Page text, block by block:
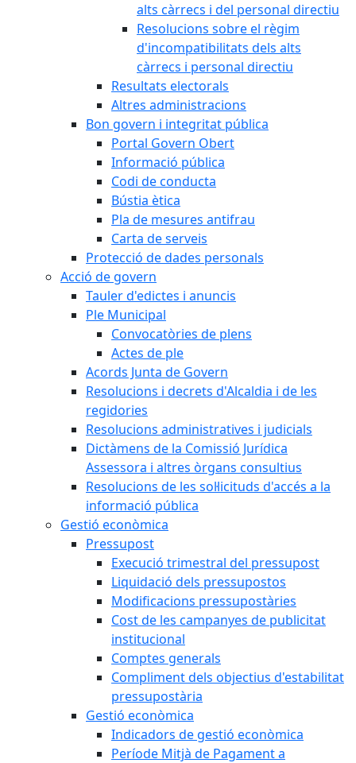
alts càrrecs i del personal directiu
Resolucions sobre el règim
d'incompatibilitats dels alts
càrrecs i personal directiu
Resultats electorals
Altres administracions
Bon govern i integritat pública
Portal Govern Obert
Informació pública
Codi de conducta
Bústia ètica
Pla de mesures antifrau
Carta de serveis
Protecció de dades personals
Acció de govern
Tauler d'edictes i anuncis
Ple Municipal
Convocatòries de plens
Actes de ple
Acords Junta de Govern
Resolucions i decrets d'Alcaldia i de les
regidories
Resolucions administratives i judicials
Dictàmens de la Comissió Jurídica
Assessora i altres òrgans consultius
Resolucions de les sol·licituds d'accés a la
informació pública
Gestió econòmica
Pressupost
Execució trimestral del pressupost
Liquidació dels pressupostos
Modificacions pressupostàries
Cost de les campanyes de publicitat
institucional
Comptes generals
Compliment dels objectius d'estabilitat
pressupostària
Gestió econòmica
Indicadors de gestió econòmica
Període Mitjà de Pagament a